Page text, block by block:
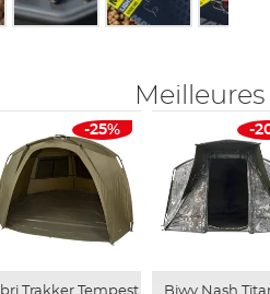
-25% -